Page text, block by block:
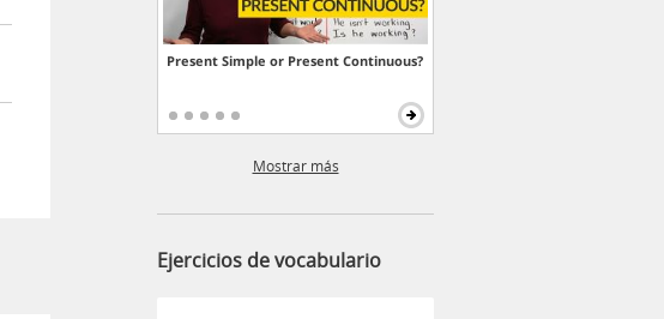
Present Simple or Present Continuous?
Mostrar más
Ejercicios de vocabulario